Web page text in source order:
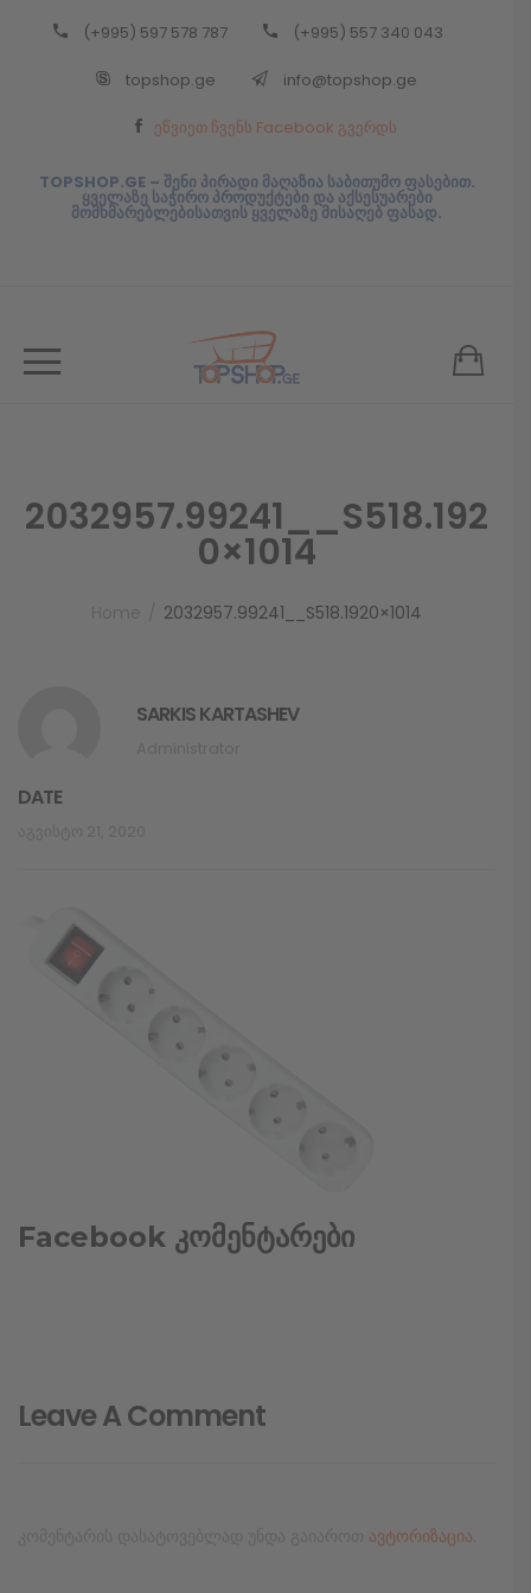
(+995) 597 578 787 (+995) 557 340 043
topshop.ge info@topshop.ge
ეწვიეთ ჩვენს Facebook გვერდს
TOPSHOP.GE – შენი პირადი მაღაზია საბითუმო ფასებით.
ყველაზე საჭირო პროდუქტები და აქსესუარები
მომხმარებლებისათვის ყველაზე მისაღებ ფასად.
2032957.99241__S518.192
0×1014
2032957.99241__S518.1920×1014
SARKIS KARTASHEV
DATE
Facebook კომენტარები
Leave A Comment
ავტორიზაცია
Back